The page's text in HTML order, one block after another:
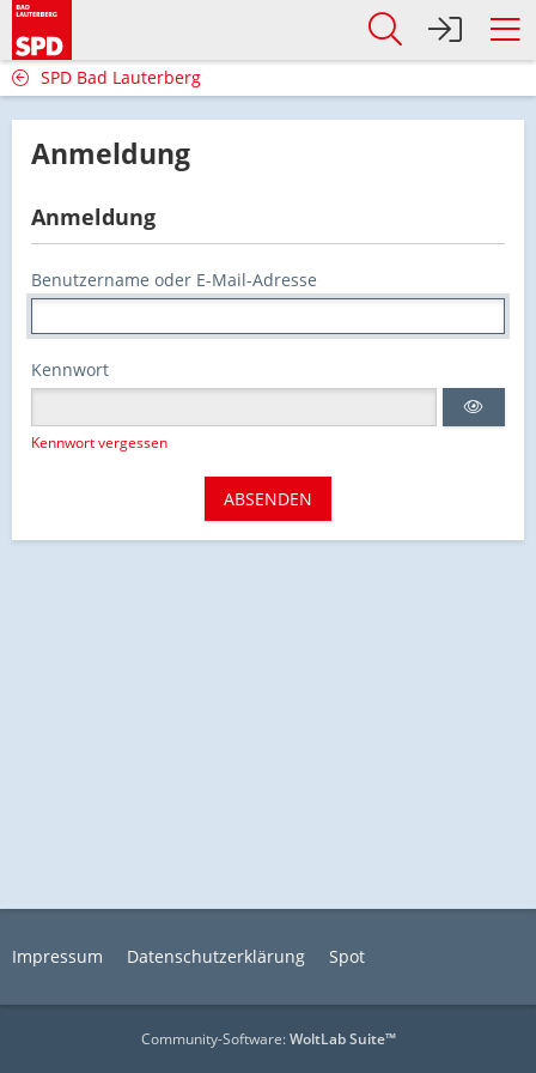
SPD Bad Lauterberg
Anmeldung
Anmeldung
Benutzername oder E-Mail-Adresse
Kennwort
Kennwort vergessen
Impressum Datenschutzerklärung Spot
Community-Software:WoltLab Suite™